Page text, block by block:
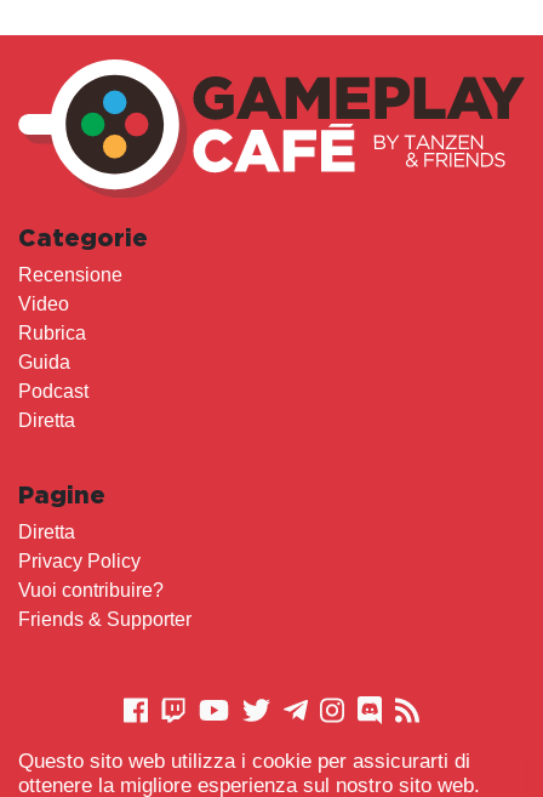
Questo sito web utilizza i cookie per assicurarti di
ottenere la migliore esperienza sul nostro sito web.
Categorie
Recensione
Video
Rubrica
Guida
Podcast
Diretta
Pagine
Diretta
Privacy Policy
Vuoi contribuire?
Friends & Supporter
CONTATTACI